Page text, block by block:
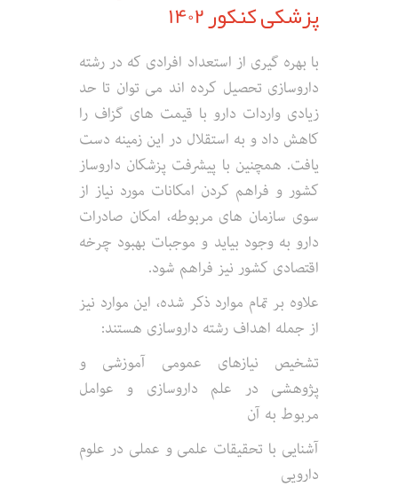
پزشکی کنکور 1402
با بهره گیری از استعداد افرادی که در رشته
داروسازی تحصیل کرده اند می توان تا حد
زیادی واردات دارو با قیمت های گزاف را
کاهش داد و به استقلال در این زمینه دست
یافت. همچنین با پیشرفت پزشکان داروساز
کشور و فراهم کردن امکانات مورد نیاز از
سوی سازمان های مربوطه، امکان صادرات
دارو به وجود بیاید و موجبات بهبود چرخه
اقتصادی کشور نیز فراهم شود.
علاوه بر تمام موارد ذکر شده، این موارد نیز
از جمله اهداف رشته داروسازی هستند:
تشخیص نیازهای عمومی آموزشی و
پژوهشی در علم داروسازی و عوامل
مربوط به آن
آشنایی با تحقیقات علمی و عملی در علوم
دارویی